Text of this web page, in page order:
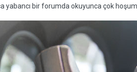
yabancı bir forumda okuyunca çok